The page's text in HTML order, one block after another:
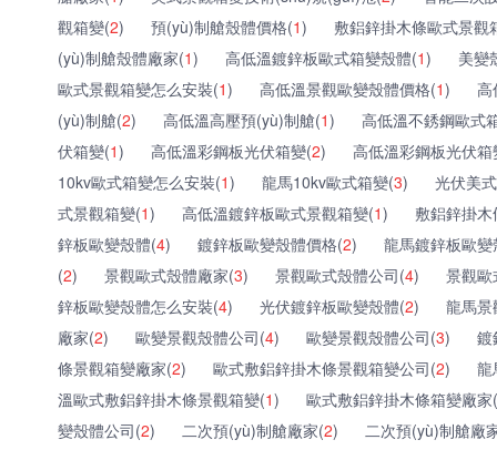
觀箱變(2) 預(yù)制艙殼體價格(1)
敷鋁鋅掛木條歐式景觀
(yù)制艙殼體廠家(1) 高低溫鍍鋅板歐式箱變殼體(1)
美變
歐式景觀箱變怎么安裝(1) 高低溫景觀歐變殼體價格(1)
高
(yù)制艙(2) 高低溫高壓預(yù)制艙(1)
高低溫不銹鋼歐式
伏箱變(1) 高低溫彩鋼板光伏箱變(2)
高低溫彩鋼板光伏箱
10kv歐式箱變怎么安裝(1) 龍馬10kv歐式箱變(3)
光伏美
式景觀箱變(1) 高低溫鍍鋅板歐式景觀箱變(1)
敷鋁鋅掛
鋅板歐變殼體(4) 鍍鋅板歐變殼體價格(2)
龍馬鍍鋅板歐
(2) 景觀歐式殼體廠家(3) 景觀歐式殼體公司(4)
景觀
鋅板歐變殼體怎么安裝(4) 光伏鍍鋅板歐變殼體(2)
龍馬
廠家(2) 歐變景觀殼體公司(4) 歐變景觀殼體公司(3)
鍍
條景觀箱變廠家(2) 歐式敷鋁鋅掛木條景觀箱變公司(2)
龍
溫歐式敷鋁鋅掛木條景觀箱變(1)
歐式敷鋁鋅掛木條箱變廠家(
變殼體公司(2) 二次預(yù)制艙廠家(2)
二次預(yù)制艙廠